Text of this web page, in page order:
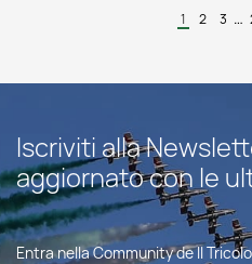
1 2 3 …
Iscriviti alla
aggiornato con le
Entra nella Community de Il